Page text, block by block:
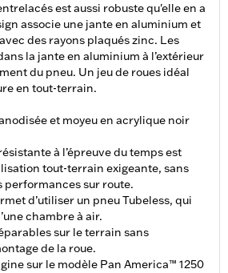
est aussi robuste qu'elle en a
associe une jante en aluminium et
des rayons plaqués zinc. Les
la jante en aluminium à l’extérieur
du pneu. Un jeu de roues idéal
en tout-terrain.
et moyeu en acrylique noir
à l’épreuve du temps est
tout-terrain exigeante, sans
sur route.
d’utiliser un pneu Tubeless, qui
chambre à air.
sur le terrain sans
de la roue.
sur le modèle Pan America™ 1250